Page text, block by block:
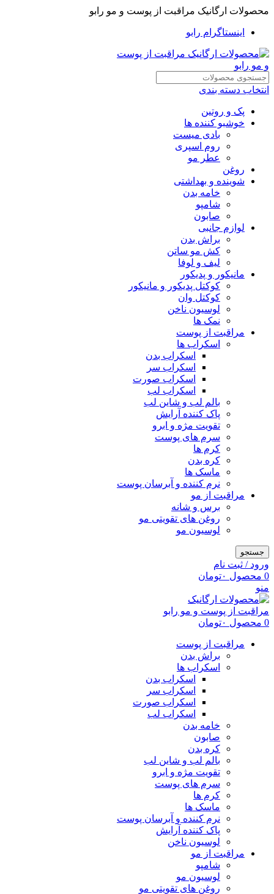
محصولات ارگانیک مراقبت از پوست و مو رابو
اینستاگرام رابو
انتخاب دسته بندی
پک و روتین
خوشبو کننده ها
بادی میست
روم اسپری
عطر مو
روغن
شوینده و بهداشتی
خامه بدن
شامپو
صابون
لوازم جانبی
براش بدن
کش مو ساتن
لیف و لوفا
مانیکور و پدیکور
کوکتل پدیکور و مانیکور
کوکتل وان
لوسیون ناخن
نمک ها
مراقبت از پوست
اسکراب ها
اسکراب بدن
اسکراب سر
اسکراب صورت
اسکراب لب
بالم لب و شاین لب
پاک کننده آرایش
تقویت مژه و ابرو
سرم های پوست
کرم ها
کره بدن
ماسک ها
نرم کننده و آبرسان پوست
مراقبت از مو
برس و شانه
روغن های تقویتی مو
لوسیون مو
جستجو
ورود / ثبت نام
0 محصول ۰تومان
منو
0 محصول ۰تومان
مراقبت از پوست
براش بدن
اسکراب ها
اسکراب بدن
اسکراب سر
اسکراب صورت
اسکراب لب
خامه بدن
صابون
کره بدن
بالم لب و شاین لب
تقویت مژه و ابرو
سرم های پوست
کرم ها
ماسک ها
نرم کننده و آبرسان پوست
پاک کننده آرایش
لوسیون ناخن
مراقبت از مو
شامپو
لوسیون مو
روغن های تقویتی مو